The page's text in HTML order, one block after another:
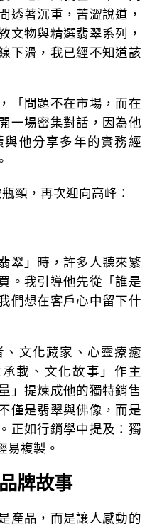
透著沉重，苦澀說道，
文物與精選翡翠系列，
下滑，我已經不知道該
「問題不在市場，而在
一場密集對話，因為他
他分享多年的實務經
頸，再次迎向高峰：
翠」時，許多人聽來繁
。我引導他先從「誰是
們想在客戶心中留下什
文化藏家、心靈療癒
載、文化故事」作主
」提煉成他的獨特銷售
僅是翡翠與佛像，而是
正如行銷學中提及：獨
易複製。
牌故事
產品，而是讓人感動的